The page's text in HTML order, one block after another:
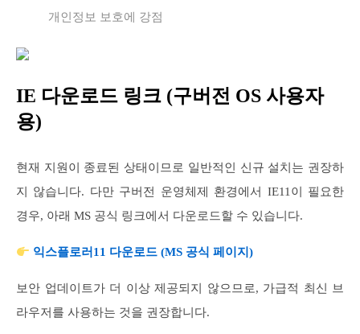
개인정보 보호에 강점
IE 다운로드 링크 (구버전 OS 사용자
용)
현재 지원이 종료된 상태이므로 일반적인 신규 설치는 권장하
지 않습니다. 다만 구버전 운영체제 환경에서 IE11이 필요한
경우, 아래 MS 공식 링크에서 다운로드할 수 있습니다.
익스플로러11 다운로드 (MS 공식 페이지)
보안 업데이트가 더 이상 제공되지 않으므로, 가급적 최신 브
라우저를 사용하는 것을 권장합니다.